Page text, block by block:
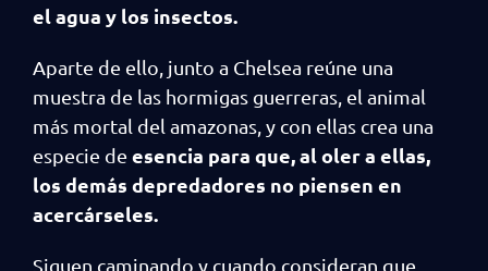
el agua y los insectos.
Aparte de ello, junto a Chelsea reúne una
muestra de las hormigas guerreras, el animal
más mortal del amazonas, y con ellas crea una
especie de esencia para que, al oler a ellas,
los demás depredadores no piensen en
acercárseles.
Siguen caminando y cuando consideran que